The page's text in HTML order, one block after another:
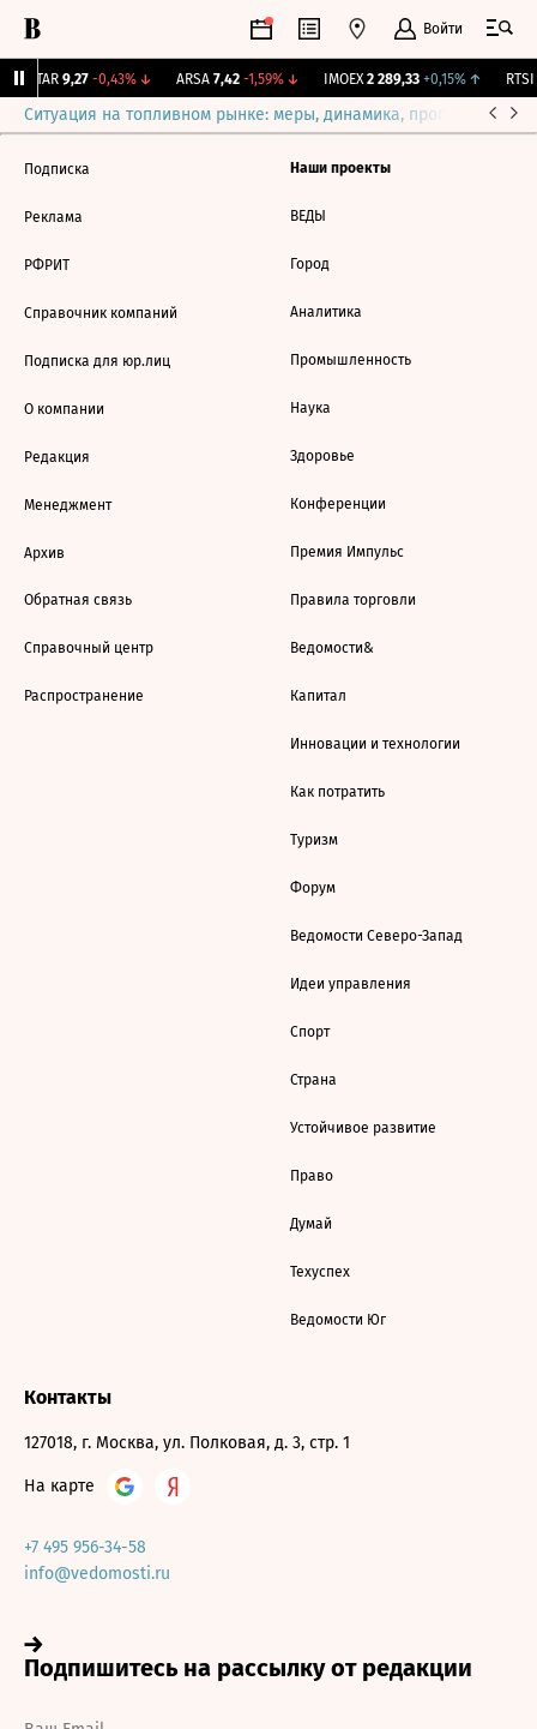
Войти
UTAR 9,27 -0,43%↓ ARSA 7,42 -1,59%↓ IMOEX 2 289,33 +0,15%↑ RTSI
Ситуация на топливном рынке: меры, динамика, прогнозы
Подписка
Реклама
РФРИТ
Справочник компаний
Подписка для юр.лиц
О компании
Редакция
Менеджмент
Архив
Обратная связь
Справочный центр
Распространение
Наши проекты
ВЕДЫ
Город
Аналитика
Промышленность
Наука
Здоровье
Конференции
Премия Импульс
Правила торговли
Ведомости&
Капитал
Инновации и технологии
Как потратить
Туризм
Форум
Ведомости Северо-Запад
Идеи управления
Спорт
Страна
Устойчивое развитие
Право
Думай
Техуспех
Ведомости Юг
Контакты
127018, г. Москва, ул. Полковая, д. 3, стр. 1
На карте
+7 495 956-34-58
info@vedomosti.ru